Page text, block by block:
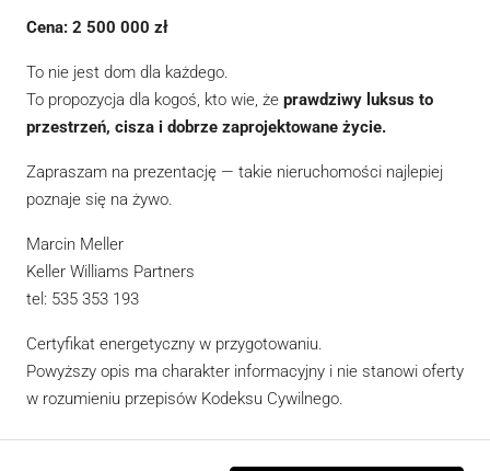
Cena: 2 500 000 zł
To nie jest dom dla każdego.
To propozycja dla kogoś, kto wie, że prawdziwy luksus to
przestrzeń, cisza i dobrze zaprojektowane życie.
Zapraszam na prezentację — takie nieruchomości najlepiej
poznaje się na żywo.
Marcin Meller
Keller Williams Partners
tel: 535 353 193
Certyfikat energetyczny w przygotowaniu.
Powyższy opis ma charakter informacyjny i nie stanowi oferty
w rozumieniu przepisów Kodeksu Cywilnego.